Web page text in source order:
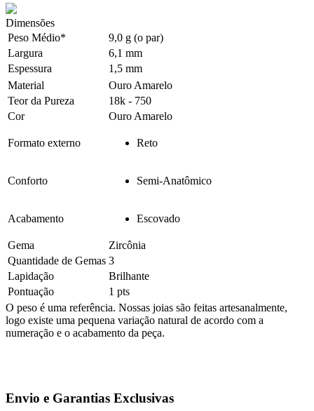
Dimensões
Peso Médio*
9,0 g (o par)
Largura
6,1 mm
Espessura
1,5 mm
Material
Ouro Amarelo
Teor da Pureza
18k - 750
Cor
Ouro Amarelo
Formato externo Reto
Conforto Semi-Anatômico
Acabamento Escovado
Gema
Zircônia
Quantidade de Gemas 3
Lapidação
Brilhante
Pontuação
1 pts
O peso é uma referência. Nossas joias são feitas artesanalmente,
logo existe uma pequena variação natural de acordo com a
numeração e o acabamento da peça.
Envio e Garantias Exclusivas